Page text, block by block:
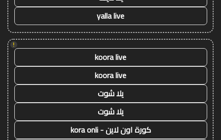
yalla live
!
koora live
koora live
يلا شوت
يلا شوت
كورة اون لاين - kora onli